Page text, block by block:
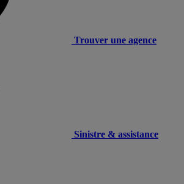
Trouver une agence
Sinistre & assistance